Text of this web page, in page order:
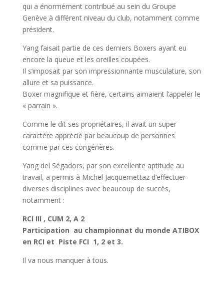
qui a énormément contribué au sein du Groupe
Genève à différent niveau du club, notamment comme
président.
Yang faisait partie de ces derniers Boxers ayant eu
encore la queue et les oreilles coupées.
Il s’imposait par son impressionnante musculature, son
allure et sa puissance.
Boxer magnifique et fière, certains aimaient l’appeler le
« parrain ».
Comme le dit ses propriétaires, il avait un super
caractère apprécié par beaucoup de personnes
comme par ces congénères.
Yang del Ségadors, par son excellente aptitude au
travail, a permis à Michel Jacquemettaz d’effectuer
diverses disciplines avec beaucoup de succès,
notamment :
RCI III , CUM 2, A 2
Participation au championnat du monde ATIBOX
en RCI et Piste FCI 1, 2 et 3.
Il va nous manquer à tous.